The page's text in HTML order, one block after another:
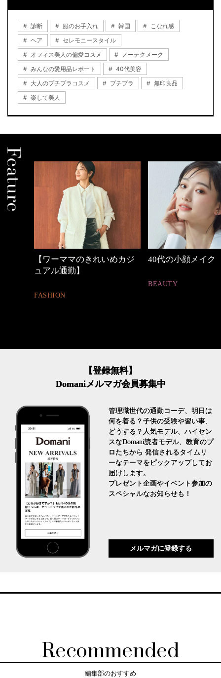
診断 服のお手入れ 韓国
こなれ感
ヘア
セレモニースタイル
オフィス美人の偏愛コスメ
ノーテクメーク
みんなの愛用品レポート
40代美容
大人のプチプラコスメ
プチプラ
無印良品
楽して美人
40代の小顔メイク
優木まおみさん「
【登録無料】
Domaniメルマガ会員募集中
管理職世代の通勤コーデ、明日は
何を着る？子供の受験や習い事、
どうする？人気モデル、ハイセン
スなDomani読者モデル、教育のプ
ロたちから 発信されるタイムリ
ーなテーマをピックアップしてお
届けします。
プレゼント企画やイベント参加の
スペシャルなお知らせも！
メルマガに登録する
Recommended
編集部のおすすめ